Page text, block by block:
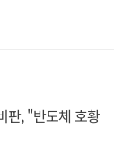
판, "반도체 호황